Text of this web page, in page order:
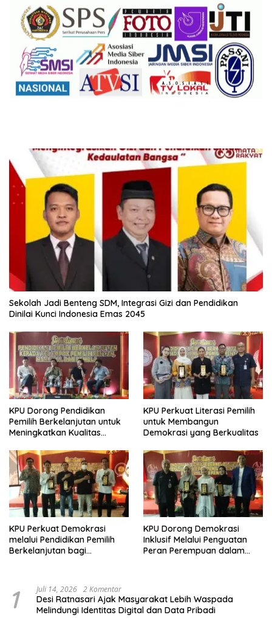
Sekolah Jadi Benteng SDM, Integrasi Gizi dan Pendidikan
Dinilai Kunci Indonesia Emas 2045
KPU Dorong Pendidikan
Pemilih Berkelanjutan untuk
Meningkatkan Kualitas
KPU Perkuat Literasi Pemilih
untuk Membangun
Demokrasi yang Berkualitas
KPU Perkuat Demokrasi
melalui Pendidikan Pemilih
Berkelanjutan bagi
KPU Dorong Demokrasi
Inklusif Melalui Penguatan
Peran Perempuan dalam
1 Juli 14, 2026 2 Komentar
Desi Ratnasari Ajak Masyarakat Lebih Waspada
Melindungi Identitas Digital dan Data Pribadi